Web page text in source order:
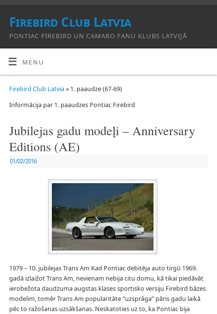
Firebird Club Latvia
PONTIAC FIREBIRD UN CAMARO FANU KLUBS LATVIJĀ
MENU
Firebird Club Latvia » 1. paaudze (67-69)
Informācija par 1. paaudzes Pontiac Firebird
Jubilejas gadu modeļi – Anniversary
Editions (AE)
01/02/2016
1979 – 10. jubilejas Trans Am Kad Pontiac debitēja auto tirgū 1969.
gadā izlaižot Trans Am, nevienam nebija citu domu, kā tikai piedāvāt
ierobežota daudzuma augstas klases sportisko versiju Firebird bāzes
modelim, tomēr Trans Am popularitāte “uzsprāga” pāris gadu laikā
pēc to ražošanas uzsākšanas. Neskatoties uz to, ka Pontiac bija